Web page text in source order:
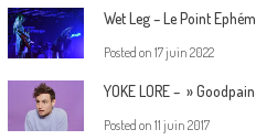
Wet Leg – Le Point
Posted on 17 juin 2022
YOKE LORE – »
Posted on 11 juin 2017